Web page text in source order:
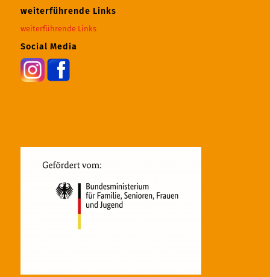
weiterführende Links
weiterführende Links
Social Media